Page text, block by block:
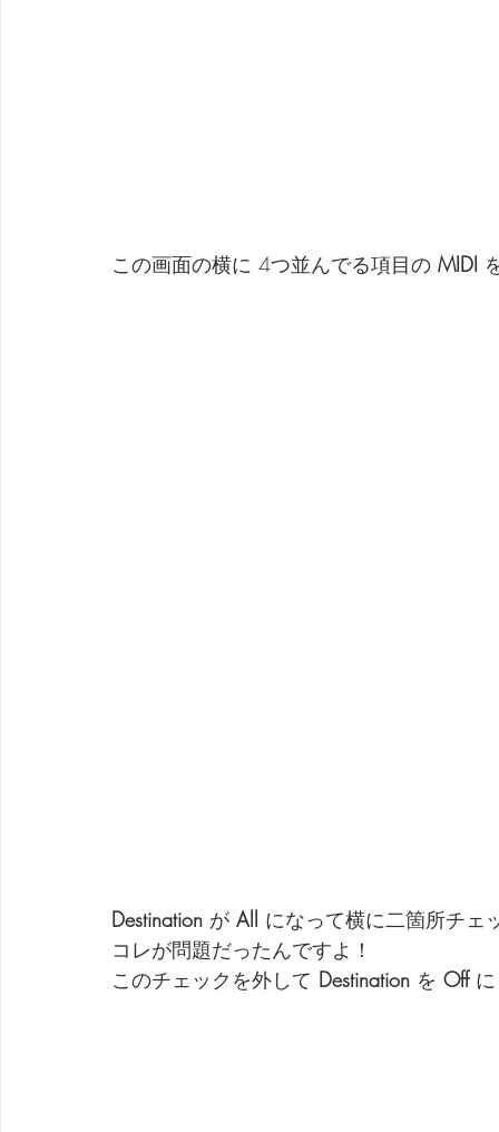
この画面の横に 4つ並んでる項目の MIDI
Destination が All になって横に二箇所チェ
コレが問題だったんですよ！
このチェックを外して Destination を Off に